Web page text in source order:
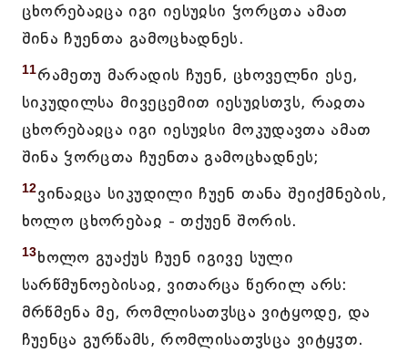
ცხორებაჲცა იგი იესუჲსი ჴორცთა ამათ
შინა ჩუენთა გამოცხადნეს.
11რამეთუ მარადის ჩუენ, ცხოველნი ესე,
სიკუდილსა მივეცემით იესუჲსთჳს, რაჲთა
ცხორებაჲცა იგი იესუჲსი მოკუდავთა ამათ
შინა ჴორცთა ჩუენთა გამოცხადნეს;
12ვინაჲცა სიკუდილი ჩუენ თანა შეიქმნების,
ხოლო ცხორებაჲ - თქუენ შორის.
13ხოლო გუაქუს ჩუენ იგივე სული
სარწმუნოებისაჲ, ვითარცა წერილ არს:
მრწმენა მე, რომლისათჳსცა ვიტყოდე, და
ჩუენცა გურწამს, რომლისათჳსცა ვიტყჳთ.